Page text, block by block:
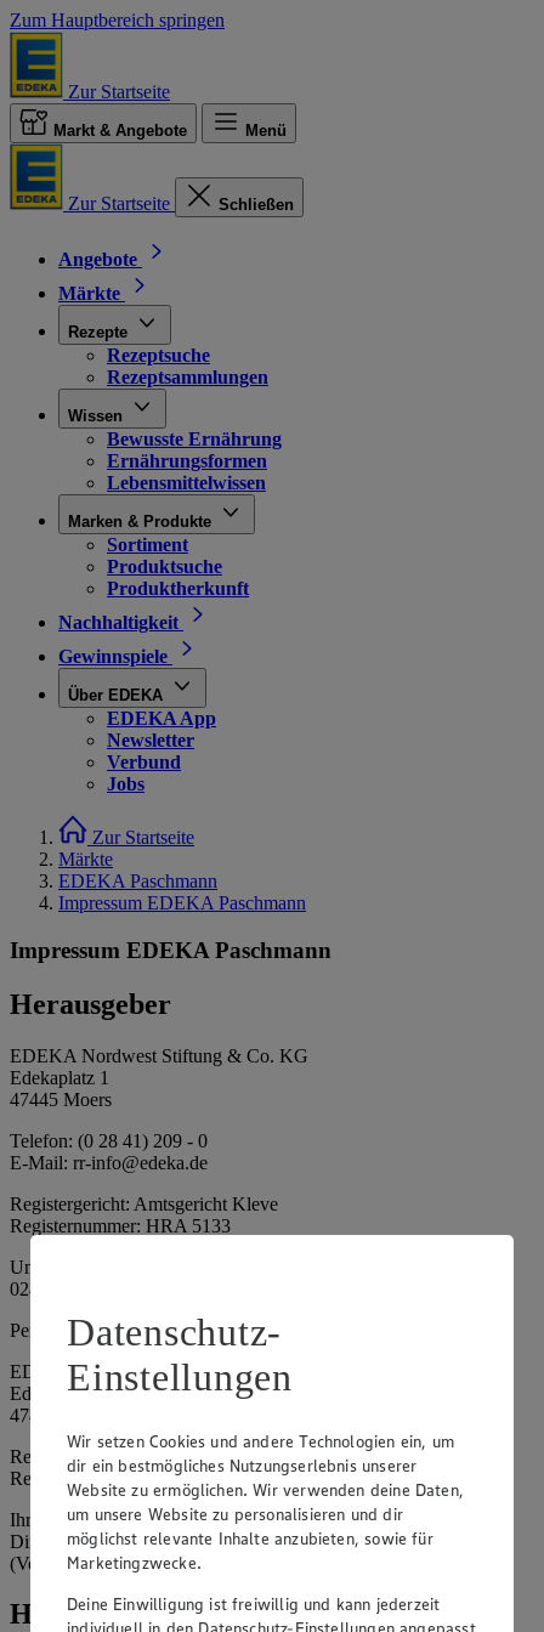
Zum Hauptbereich springen
Zur Startseite
Markt & Angebote Menü
Zur Startseite Schließen
Angebote
Märkte
Rezepte
Rezeptsuche
Rezeptsammlungen
Wissen
Bewusste Ernährung
Ernährungsformen
Lebensmittelwissen
Marken & Produkte
Sortiment
Produktsuche
Produktherkunft
Nachhaltigkeit
Gewinnspiele
Über EDEKA
EDEKA App
Newsletter
Verbund
Jobs
Zur Startseite
Märkte
EDEKA Paschmann
Impressum EDEKA Paschmann
Impressum EDEKA Paschmann
Herausgeber
EDEKA Nordwest Stiftung & Co. KG
Edekaplatz 1
47445 Moers
Telefon: (0 28 41) 209 - 0
E-Mail: rr-info@edeka.de
Registergericht: Amtsgericht Kleve
Registernummer: HRA 5133
Umsatzsteuer-Identifikationsnummer gem. § 27a UStG: DE 335
024 695
Persönlich haftende Gesellschafterin:
EDEKA Nordwest Handelsstiftung e. K.
Edekaplatz 1
47445 Moers
Registergericht: Amtsgericht Kleve
Registernummer: HRA 5132
Ihrerseits vertreten durch: Frank Breuer (Vorstandsvorsitzender),
Dirk Neuhaus (Vorstandsvorsitzender), Peter Wagener
(Vorstandsvorsitzender)
Hinweise
Datenschutz-
Einstellungen
Wir setzen Cookies und andere Technologien ein, um
dir ein bestmögliches Nutzungserlebnis unserer
Website zu ermöglichen. Wir verwenden deine Daten,
um unsere Website zu personalisieren und dir
möglichst relevante Inhalte anzubieten, sowie für
Marketingzwecke.
Deine Einwilligung ist freiwillig und kann jederzeit